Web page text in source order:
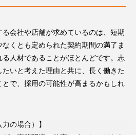
がきつい？
は、職域の広さや責任の大きさ
ど変わらないものもあります。
の「厳しさ」や「難しさ」と捉
が、一方で、裁量を持って仕事
、高い専門性を磨ける充実感を
会社や店舗が求めているのは、短期
くとも定められた契約期間の満了ま
人材であることがほとんどです。志
いと考えた理由と共に、長く働きた
で、採用の可能性が高まるかもしれ
の場合）】